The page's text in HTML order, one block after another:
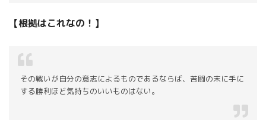
【根拠はこれなの！】
その戦いが自分の意志によるものであるならば、苦闘の末に手に
する勝利ほど気持ちのいいものはない。